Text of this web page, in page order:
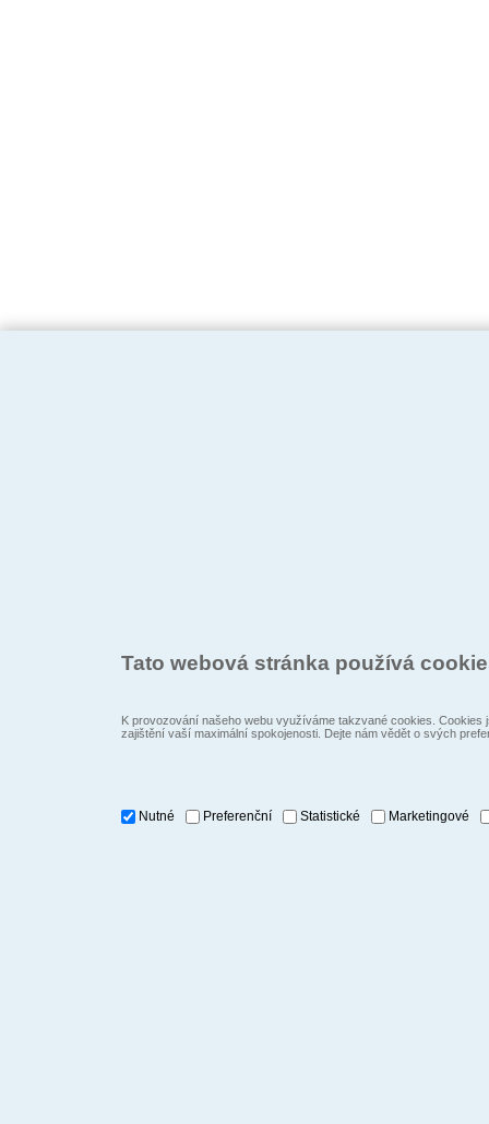
Tato webová stránka používá
K provozování našeho webu využíváme takzvané cookies.
zajištění vaší maximální spokojenosti. Dejte nám vědět o svých
Nutné Preferenční Statistické Marketingové